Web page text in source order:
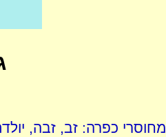
מחוסרי כפרה: זב, זבה,